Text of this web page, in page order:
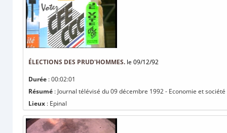
ÉLECTIONS DES PRUD'HOMMES. le 09/12/92
Durée : 00:02:01
Résumé : Journal télévisé du 09 décembre 1992 - Economie et
Lieux : Epinal